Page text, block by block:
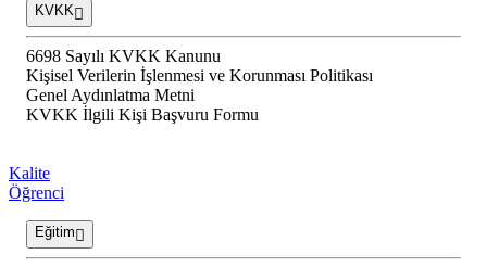
KVKK
6698 Sayılı KVKK Kanunu
Kişisel Verilerin İşlenmesi ve Korunması Politikası
Genel Aydınlatma Metni
KVKK İlgili Kişi Başvuru Formu
Kalite
Öğrenci
Eğitim